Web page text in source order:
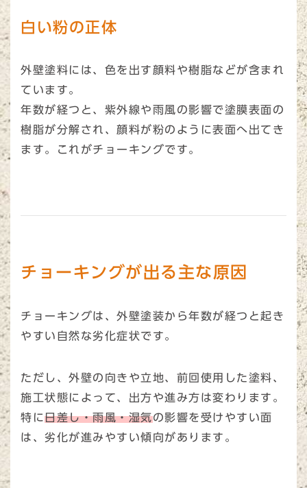
白い粉の正体
外壁塗料には、色を出す顔料や樹脂などが含まれ
ています。
年数が経つと、紫外線や雨風の影響で塗膜表面の
樹脂が分解され、顔料が粉のように表面へ出てき
ます。これがチョーキングです。
チョーキングが出る主な原因
チョーキングは、外壁塗装から年数が経つと起き
やすい自然な劣化症状です。
ただし、外壁の向きや立地、前回使用した塗料、
施工状態によって、出方や進み方は変わります。
特に日差し・雨風・湿気の影響を受けやすい面
は、劣化が進みやすい傾向があります。